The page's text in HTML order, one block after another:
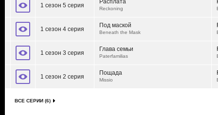
1 сезон 5 серия
Расплата
Reckoning
1 сезон 4 серия
Под маской
Beneath the Mask
1 сезон 3 серия
Глава семьи
Paterfamilias
1 сезон 2 серия
Пощада
Missio
ВСЕ СЕРИИ (6)